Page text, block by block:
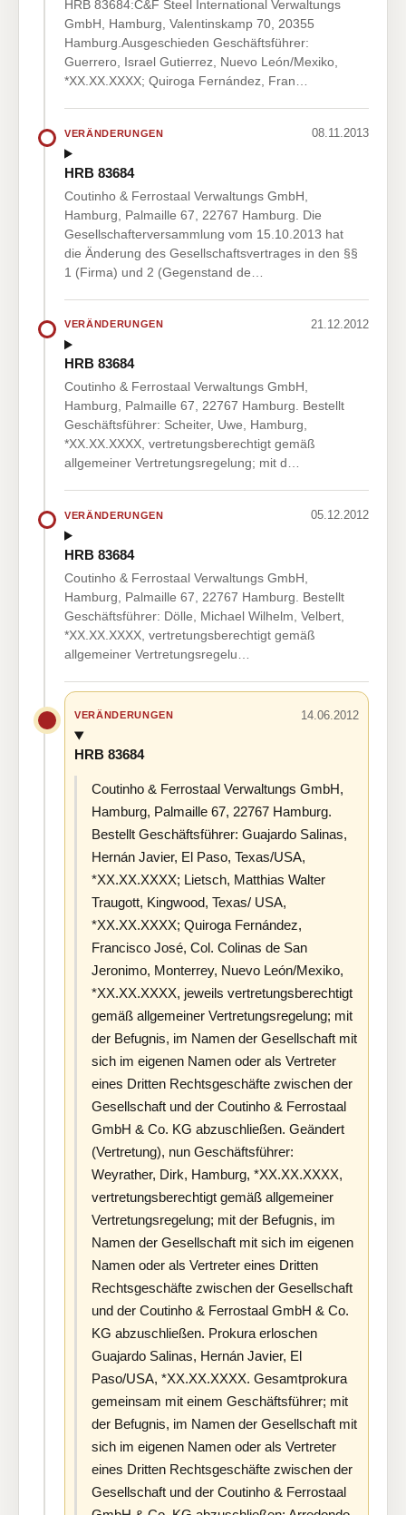
HRB 83684:C&F Steel International Verwaltungs
GmbH, Hamburg, Valentinskamp 70, 20355
Hamburg.Ausgeschieden Geschäftsführer:
Guerrero, Israel Gutierrez, Nuevo León/Mexiko,
*XX.XX.XXXX; Quiroga Fernández, Fran…
VERÄNDERUNGEN 08.11.2013
HRB 83684
Coutinho & Ferrostaal Verwaltungs GmbH,
Hamburg, Palmaille 67, 22767 Hamburg. Die
Gesellschafterversammlung vom 15.10.2013 hat
die Änderung des Gesellschaftsvertrages in den §§
1 (Firma) und 2 (Gegenstand de…
VERÄNDERUNGEN 21.12.2012
HRB 83684
Coutinho & Ferrostaal Verwaltungs GmbH,
Hamburg, Palmaille 67, 22767 Hamburg. Bestellt
Geschäftsführer: Scheiter, Uwe, Hamburg,
*XX.XX.XXXX, vertretungsberechtigt gemäß
allgemeiner Vertretungsregelung; mit d…
VERÄNDERUNGEN 05.12.2012
HRB 83684
Coutinho & Ferrostaal Verwaltungs GmbH,
Hamburg, Palmaille 67, 22767 Hamburg. Bestellt
Geschäftsführer: Dölle, Michael Wilhelm, Velbert,
*XX.XX.XXXX, vertretungsberechtigt gemäß
allgemeiner Vertretungsregelu…
VERÄNDERUNGEN 14.06.2012
HRB 83684
Coutinho & Ferrostaal Verwaltungs GmbH,
Hamburg, Palmaille 67, 22767 Hamburg.
Bestellt Geschäftsführer: Guajardo Salinas,
Hernán Javier, El Paso, Texas/USA,
*XX.XX.XXXX; Lietsch, Matthias Walter
Traugott, Kingwood, Texas/ USA,
*XX.XX.XXXX; Quiroga Fernández,
Francisco José, Col. Colinas de San
Jeronimo, Monterrey, Nuevo León/Mexiko,
*XX.XX.XXXX, jeweils vertretungsberechtigt
gemäß allgemeiner Vertretungsregelung; mit
der Befugnis, im Namen der Gesellschaft mit
sich im eigenen Namen oder als Vertreter
eines Dritten Rechtsgeschäfte zwischen der
Gesellschaft und der Coutinho & Ferrostaal
GmbH & Co. KG abzuschließen. Geändert
(Vertretung), nun Geschäftsführer:
Weyrather, Dirk, Hamburg, *XX.XX.XXXX,
vertretungsberechtigt gemäß allgemeiner
Vertretungsregelung; mit der Befugnis, im
Namen der Gesellschaft mit sich im eigenen
Namen oder als Vertreter eines Dritten
Rechtsgeschäfte zwischen der Gesellschaft
und der Coutinho & Ferrostaal GmbH & Co.
KG abzuschließen. Prokura erloschen
Guajardo Salinas, Hernán Javier, El
Paso/USA, *XX.XX.XXXX. Gesamtprokura
gemeinsam mit einem Geschäftsführer; mit
der Befugnis, im Namen der Gesellschaft mit
sich im eigenen Namen oder als Vertreter
eines Dritten Rechtsgeschäfte zwischen der
Gesellschaft und der Coutinho & Ferrostaal